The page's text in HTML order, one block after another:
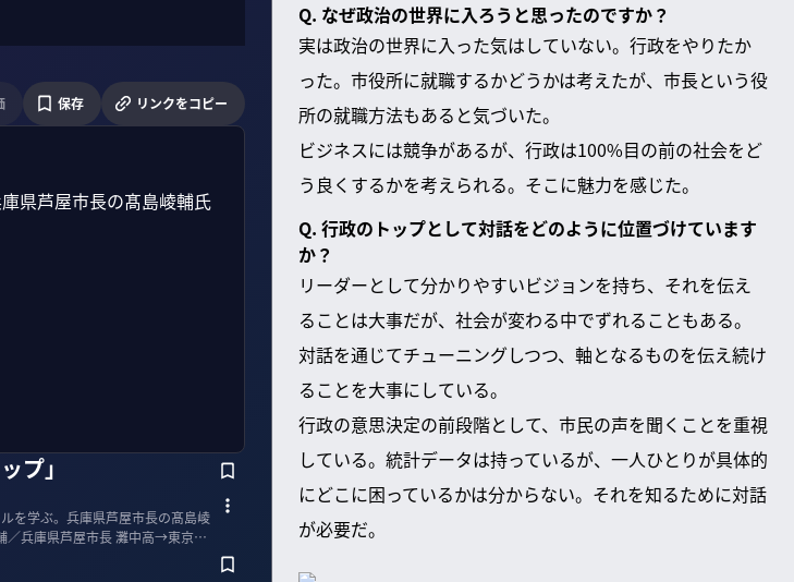
保存 リンクをコピー
県芦屋市長の髙島崚輔氏
プ」
を学ぶ。兵庫県芦屋市長の髙島崚
Q. なぜ政治の世界に入ろうと思ったのですか？
実は政治の世界に入った気はしていない。行政をやりたか
った。市役所に就職するかどうかは考えたが、市長という役
所の就職方法もあると気づいた。
ビジネスには競争があるが、行政は100%目の前の社会をど
う良くするかを考えられる。そこに魅力を感じた。
Q. 行政のトップとして対話をどのように位置づけています
か？
リーダーとして分かりやすいビジョンを持ち、それを伝え
ることは大事だが、社会が変わる中でずれることもある。
対話を通じてチューニングしつつ、軸となるものを伝え続け
ることを大事にしている。
行政の意思決定の前段階として、市民の声を聞くことを重視
している。統計データは持っているが、一人ひとりが具体的
にどこに困っているかは分からない。それを知るために対話
が必要だ。